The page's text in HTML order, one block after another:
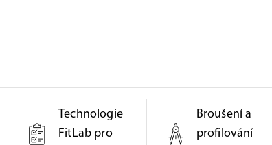
Technologie
FitLab pro
Broušení a
profilování